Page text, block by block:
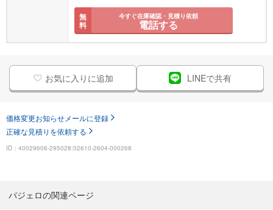
無
料
今すぐ在庫確認・見積り依頼
電話する
お気に入りに追加 LINEで共有
価格変更お知らせメールに登録
正確な見積りを依頼する
ID：40029606-295028:02610-2604-000268
パジェロの関連ページ